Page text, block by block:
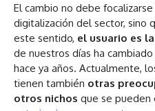
El cambio no debe
digitalización del sector, sino
este sentido, el usuario es
de nuestros días ha
hace ya años. Actualmente,
tienen también otras
otros nichos que se